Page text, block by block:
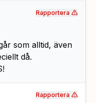
som alltid, även
då.
Rapportera
Rapportera